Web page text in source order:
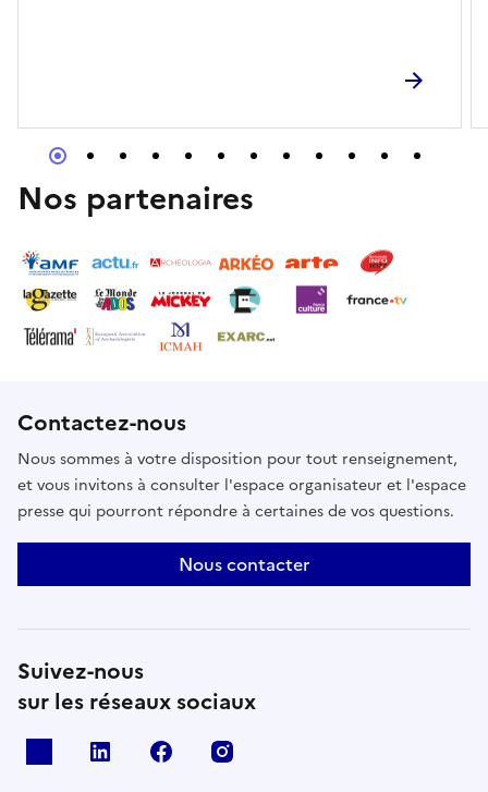
Nos partenaires
Contactez-nous
Nous sommes à votre disposition pour tout renseignement,
et vous invitons à consulter l'espace organisateur et l'espace
presse qui pourront répondre à certaines de vos questions.
Nous contacter
Suivez-nous
sur les réseaux sociaux
Linkedin Facebook